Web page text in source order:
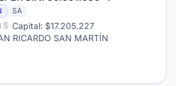
SA
Capital: $17.205.227
RICARDO SAN MARTÍN